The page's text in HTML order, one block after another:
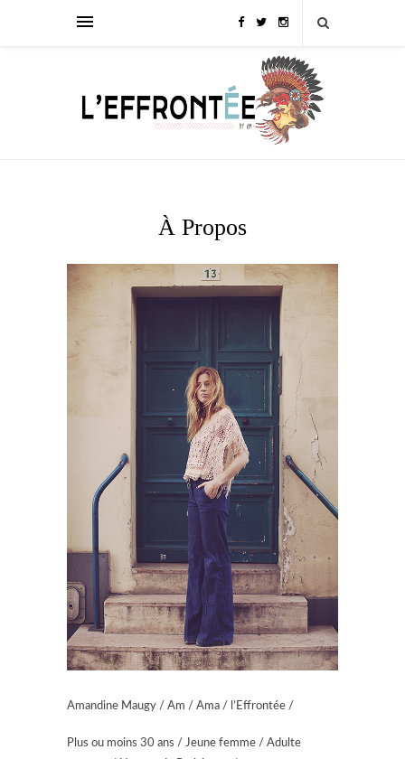
À Propos
Amandine Maugy / Am / Ama / l’Effrontée /
Plus ou moins 30 ans / Jeune femme / Adulte